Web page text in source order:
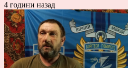
4 години назад